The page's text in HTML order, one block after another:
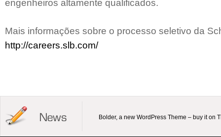
engenheiros altamente qualificados.
Mais informações sobre o processo seletivo da
http://careers.slb.com/
Bolder, a new WordPress Theme – buy it on